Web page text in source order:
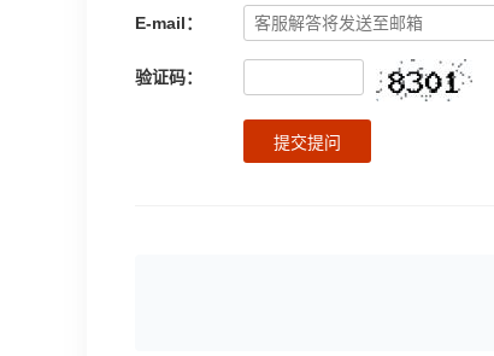
E-mail：
验证码：
提交提问